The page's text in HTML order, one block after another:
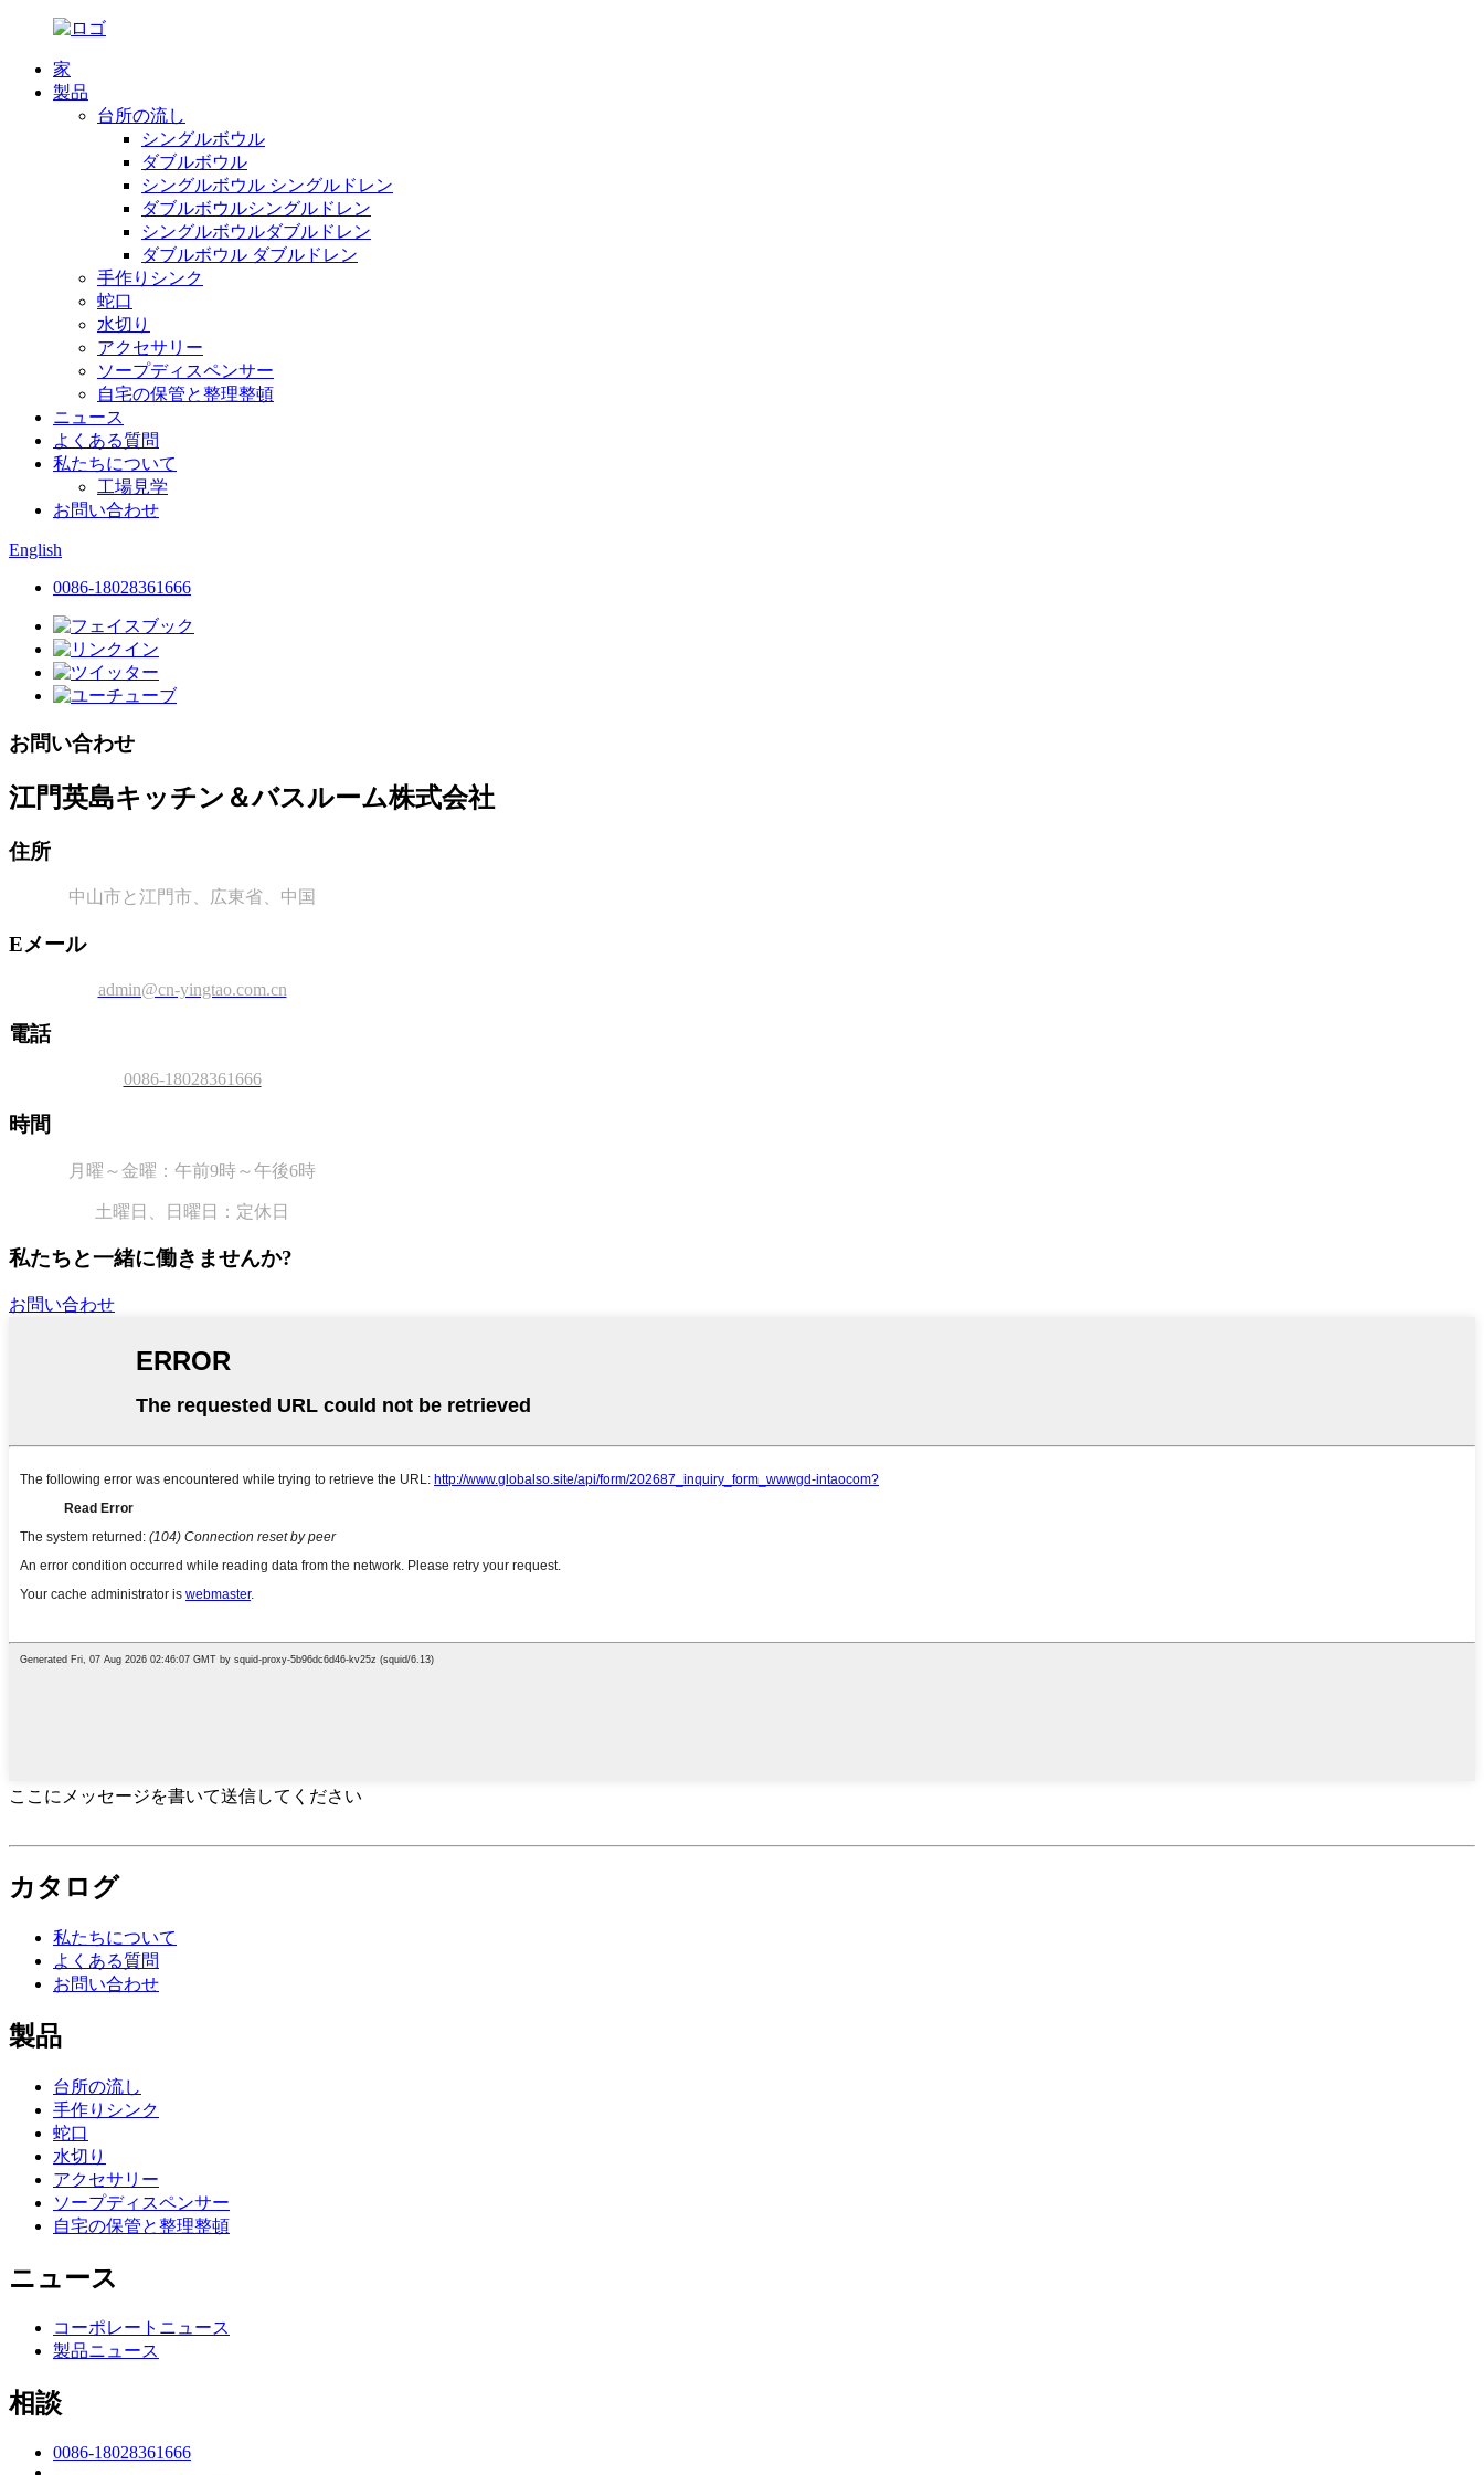
家
製品
台所の流し
シングルボウル
ダブルボウル
シングルボウル シングルドレン
ダブルボウルシングルドレン
シングルボウルダブルドレン
ダブルボウル ダブルドレン
手作りシンク
蛇口
水切り
アクセサリー
ソープディスペンサー
自宅の保管と整理整頓
ニュース
よくある質問
私たちについて
工場見学
お問い合わせ
English
0086-18028361666
お問い合わせ
江門英島キッチン＆バスルーム株式会社
住所
中山市と江門市、広東省、中国
Eメール
admin@cn-yingtao.com.cn
電話
0086-18028361666
時間
月曜～金曜：午前9時～午後6時
土曜日、 日曜日：定休日
私たちと一緒に働きませんか?
お問い合わせ
ここにメッセージを書いて送信してください
カタログ
私たちについて
よくある質問
お問い合わせ
製品
台所の流し
手作りシンク
蛇口
水切り
アクセサリー
ソープディスペンサー
自宅の保管と整理整頓
ニュース
コーポレートニュース
製品ニュース
相談
0086-18028361666